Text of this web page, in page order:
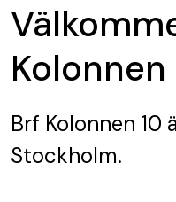
Kolonnen
Brf Kolonnen 10
Stockholm.